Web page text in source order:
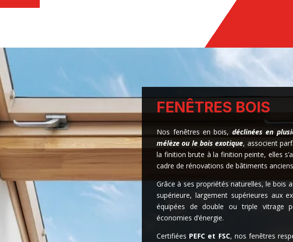
FENÊTRES BOIS
Nos fenêtres en bois, déclinées en
mélèze ou le bois exotique, associent
la finition brute à la finition peinte, elles
cadre de rénovations de bâtiments
Grâce à ses propriétés naturelles, le bois
supérieure, largement supérieures aux
équipées de double ou triple vitrage
économies d’énergie.
Certifiées PEFC et FSC, nos fenêtres